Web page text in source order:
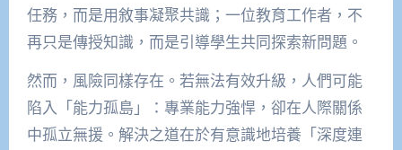
任務，而是用敘事凝聚共識；一位教育工作者，不
再只是傳授知識，而是引導學生共同探索新問題。
然而，風險同樣存在。若無法有效升級，人們可能
陷入「能力孤島」：專業能力強悍，卻在人際關係
中孤立無援。解決之道在於有意識地培養「深度連